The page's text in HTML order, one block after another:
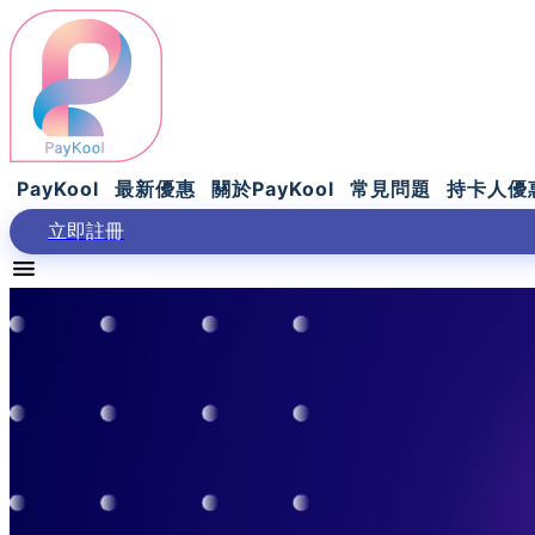
PayKool 最新優惠 關於PayKool 常見問題
持卡人優
立即註冊